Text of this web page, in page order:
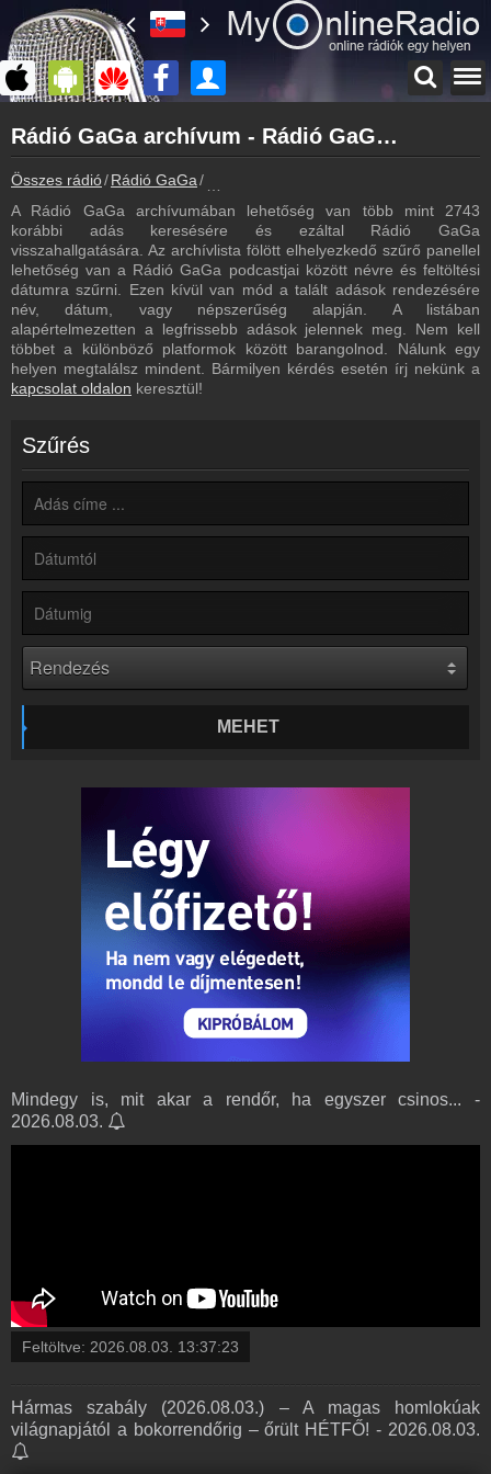
myonlineradio.hu
Rádió GaGa
Vissza a Rádió GaGa oldalára
Bejelentkezés
Hozz létre saját fiókot!
Most szól
Tudd meg mi szólt eddig
Frekvenciák
Rádió GaGa frekvencia
Műsorújság
Hírek
Rádió GaGa kapcsolatos hírek
Kapcsolat
Írj nekünk!
Rádiós partnerek
Ágyazd be weboldaladba
Online rádió készítés
Készítés lépésről lépésre
Rádió GaGa archívum - Rádió GaGa podcasts - Rádió GaGa visszahallgatás
Összes rádió Rádió GaGa
A Rádió GaGa archívumában lehetőség van több mint 2743
korábbi adás keresésére és ezáltal Rádió GaGa
visszahallgatására. Az archívlista fölött elhelyezkedő szűrő panellel
lehetőség van a Rádió GaGa podcastjai között névre és feltöltési
dátumra szűrni. Ezen kívül van mód a talált adások rendezésére
név, dátum, vagy népszerűség alapján. A listában
alapértelmezetten a legfrissebb adások jelennek meg. Nem kell
többet a különböző platformok között barangolnod. Nálunk egy
helyen megtalálsz mindent. Bármilyen kérdés esetén írj nekünk a
kapcsolat oldalon keresztül!
Szűrés
MEHET
Mindegy is, mit akar a rendőr, ha egyszer csinos... -
2026.08.03.
Feltöltve: 2026.08.03. 13:37:23
Hármas szabály (2026.08.03.) – A magas homlokúak
világnapjától a bokorrendőrig – őrült HÉTFŐ! - 2026.08.03.